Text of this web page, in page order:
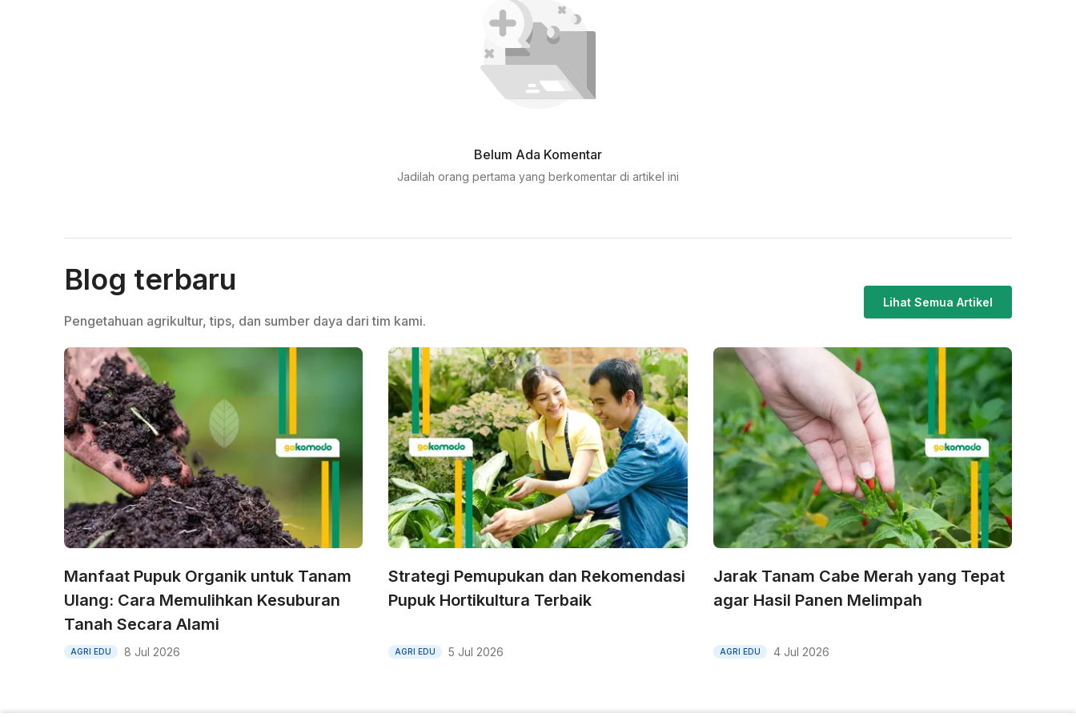
Belum Ada Komentar
Jadilah orang pertama yang berkomentar di artikel ini
Blog terbaru
Pengetahuan agrikultur, tips, dan sumber daya dari tim kami.
Lihat Semua Artikel
Manfaat Pupuk Organik untuk Tanam
Ulang: Cara Memulihkan Kesuburan
Tanah Secara Alami
AGRI EDU 8 Jul 2026
Strategi Pemupukan dan Rekomendasi
Pupuk Hortikultura Terbaik
AGRI EDU 5 Jul 2026
Jarak Tanam Cabe Merah yang Tepat
agar Hasil Panen Melimpah
AGRI EDU 4 Jul 2026